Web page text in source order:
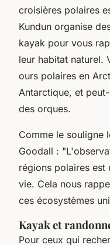
croisières polaires
Kundun organise
kayak pour vous
leur habitat naturel.
ours polaires en
Antarctique, et
des orques.
Comme le souligne
Goodall :
régions polaires est
vie. Cela nous
ces écosystèmes
Kayak et
Pour ceux qui